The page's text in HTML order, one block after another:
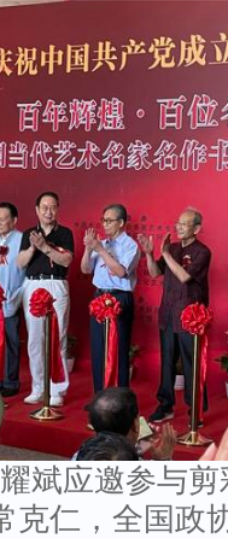
斌应邀参与
克仁，全国政